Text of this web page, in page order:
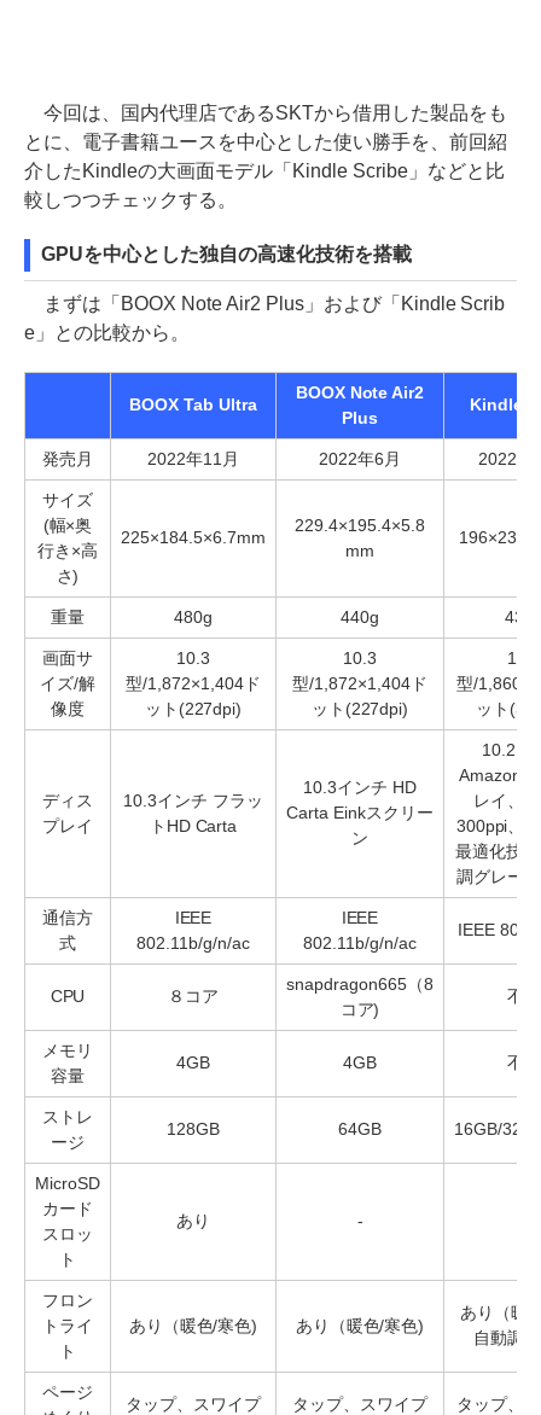
今回は、国内代理店であるSKTから借用した製品をも
とに、電子書籍ユースを中心とした使い勝手を、前回紹
介したKindleの大画面モデル「Kindle Scribe」などと比
較しつつチェックする。
GPUを中心とした独自の高速化技術を搭載
まずは「BOOX Note Air2 Plus」および「Kindle Scrib
e」との比較から。
BOOX Tab Ultra
BOOX Note Air2
Plus
Kindle
発売月 2022年11月 2022年6月 2022年
サイズ
(幅×奥
行き×高
さ)
225×184.5×6.7mm
229.4×195.4×5.8
mm
重量 480g 440g
画面サ
イズ/解
像度
10.3
型/1,872×1,404ド
ット(227dpi)
10.3
型/1,872×1,404ド
ット(227dpi)
10.2
型/
ット
ディス
プレイ
10.3インチ フラッ
トHD Carta
10.3インチ HD
Carta Einkスクリー
ン
10.2イ
Amazon
レイ、
300ppi、
最適化技
調グレー
通信方
式
IEEE
802.11b/g/n/ac
IEEE
802.11b/g/n/ac
IEEE
CPU ８コア
snapdragon665（8
コア)
不明
メモリ
容量
4GB 4GB 不明
ストレ
ージ
128GB 64GB 16GB/
MicroSD
カード
スロッ
ト
あり -
フロン
トライ
ト
あり（暖色/寒色) あり（暖色/寒色)
あり（暖
自動調
ページ
タップ、スワイプ タップ、スワイプ タップ、